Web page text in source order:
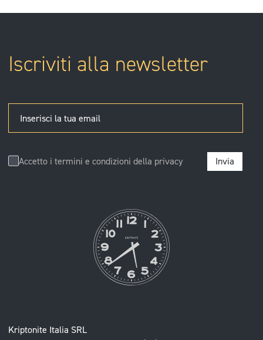
Iscriviti alla newsletter
Inserisci la tua email
Accetto i termini e condizioni della privacy Invia
Kriptonite Italia SRL